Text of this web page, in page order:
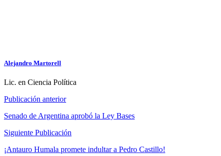
Alejandro Martorell
Lic. en Ciencia Política
Publicación anterior
Senado de Argentina aprobó la Ley Bases
Siguiente Publicación
¡Antauro Humala promete indultar a Pedro Castillo!